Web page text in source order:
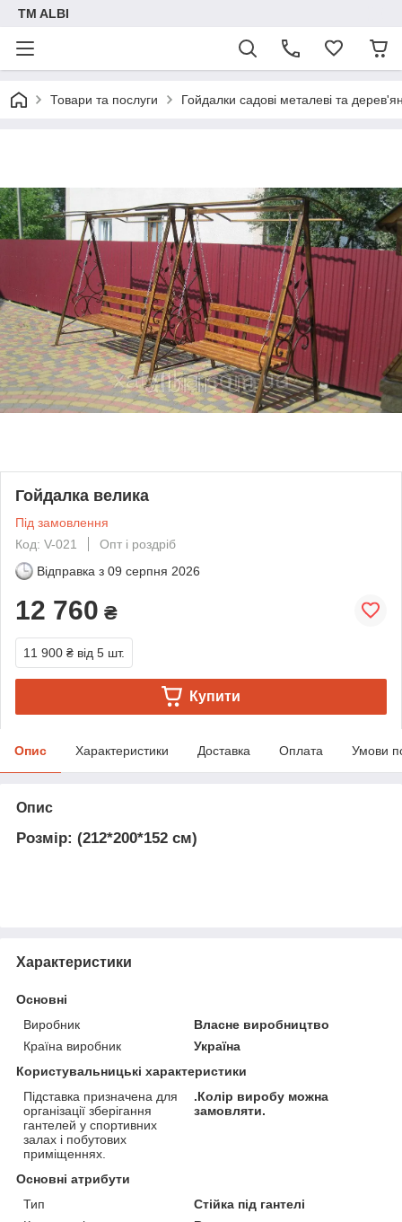
TM ALBI
Товари та послуги Гойдалки садові металеві та
Гойдалка велика
Під замовлення
Код: V-021
Опт і роздріб
Відправка з 09 серпня 2026
12 760 ₴
11 900 ₴ від 5 шт.
Купити
Опис Характеристики Доставка Оплата Умови
Опис
Розмір: (212*200*152 см)
Характеристики
Основні
Виробник
Власне виробництво
Країна виробник
Україна
Користувальницькі характеристики
Підставка призначена для
організації зберігання
гантелей у спортивних
залах і побутових
приміщеннях.
.Колір виробу можна
замовляти.
Основні атрибути
Тип
Стійка під гантелі